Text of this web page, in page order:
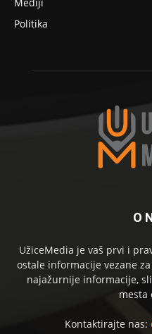
Mediji
Politika
O
UžiceMedia je vaš prvi i
ostale informacije vezane
najažurnije informacije,
mesta
Kontaktirajte nas: